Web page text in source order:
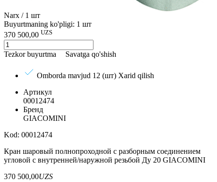
Narx / 1 шт
Buyurtmaning ko'pligi: 1 шт
370 500,00 UZS
Tezkor buyurtma Savatga qo'shish
Omborda mavjud 12 (шт) Xarid qilish
Артикул
00012474
Бренд
GIACOMINI
Kod: 00012474
Кран шаровый полнопроходной с разборным соединением
угловой с внутренней/наружной резьбой Ду 20 GIACOMINI
370 500,00UZS